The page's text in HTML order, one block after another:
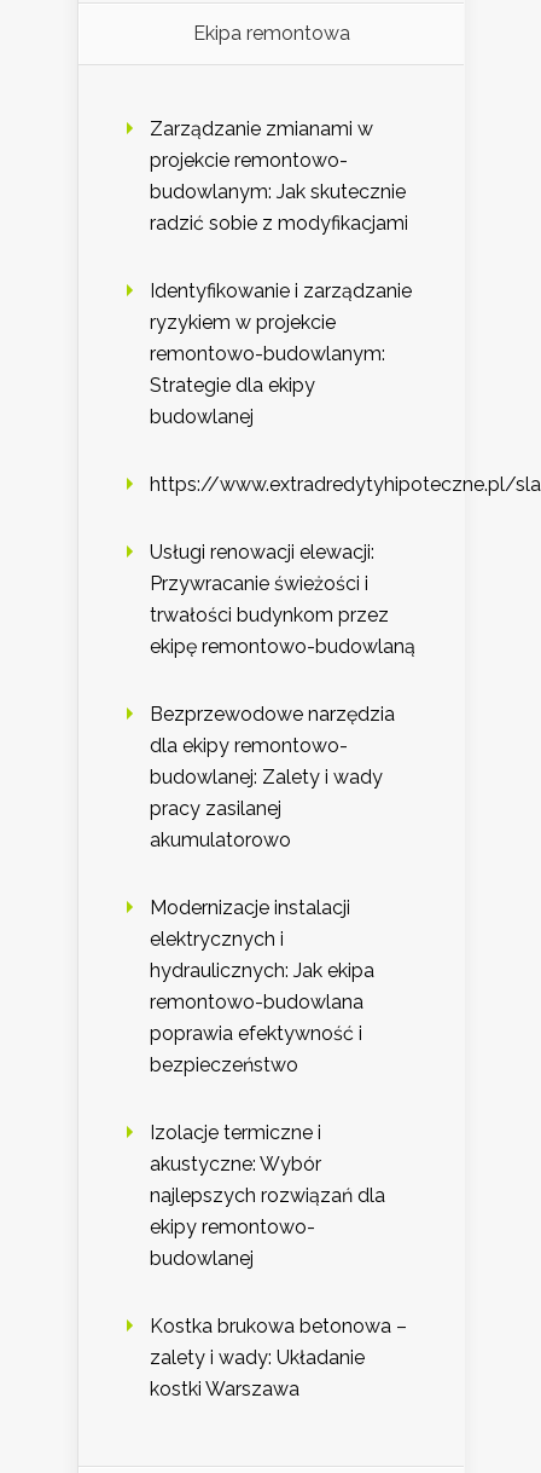
Ekipa remontowa
Zarządzanie zmianami w
projekcie remontowo-
budowlanym: Jak skutecznie
radzić sobie z modyfikacjami
Identyfikowanie i zarządzanie
ryzykiem w projekcie
remontowo-budowlanym:
Strategie dla ekipy
budowlanej
https://www.extradredytyhipoteczne.pl/
Usługi renowacji elewacji:
Przywracanie świeżości i
trwałości budynkom przez
ekipę remontowo-budowlaną
Bezprzewodowe narzędzia
dla ekipy remontowo-
budowlanej: Zalety i wady
pracy zasilanej
akumulatorowo
Modernizacje instalacji
elektrycznych i
hydraulicznych: Jak ekipa
remontowo-budowlana
poprawia efektywność i
bezpieczeństwo
Izolacje termiczne i
akustyczne: Wybór
najlepszych rozwiązań dla
ekipy remontowo-
budowlanej
Kostka brukowa betonowa –
zalety i wady: Układanie
kostki Warszawa